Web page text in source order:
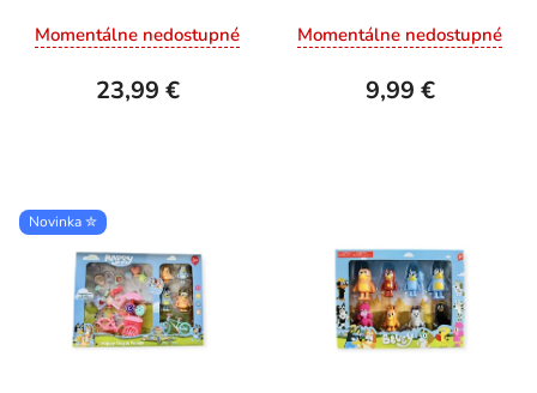
Momentálne nedostupné
23,99 €
Momentálne nedostupné
9,99 €
Novinka ✮